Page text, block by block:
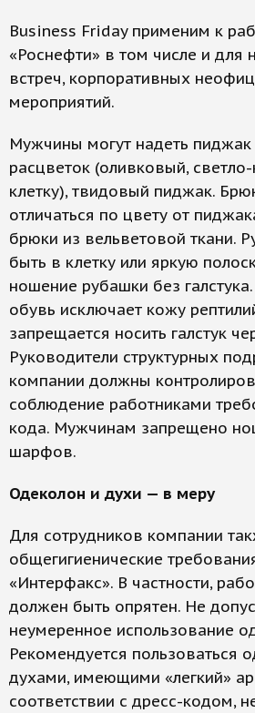
Business Friday применим к
«Роснефти» в том числе и для
встреч, корпоративных
мероприятий.
Мужчины могут надеть пиджак
расцветок (оливковый,
клетку), твидовый пиджак.
отличаться по цвету от
брюки из вельветовой ткани.
быть в клетку или яркую
ношение рубашки без
обувь исключает кожу
запрещается носить галстук
Руководители структурных
компании должны
соблюдение работниками
кода. Мужчинам запрещено
шарфов.
Одеколон и духи — в меру
Для сотрудников компании
общегигиенические
«Интерфакс». В частности,
должен быть опрятен. Не
неумеренное использование
Рекомендуется пользоваться
духами, имеющими «легкий»
соответствии с дресс-кодом,